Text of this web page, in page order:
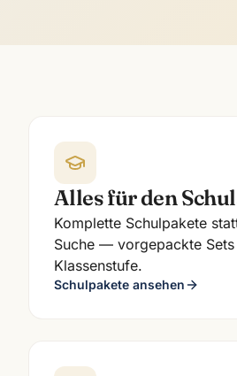
Alles für den
Komplette Schulpakete
Suche — vorgepackte
Klassenstufe.
Schulpakete ansehen